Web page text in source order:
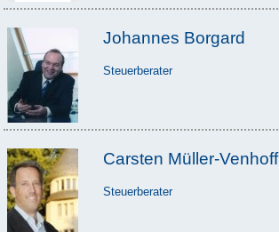
Johannes Borgard
Steuerberater
Carsten Müller-Venhoff
Steuerberater